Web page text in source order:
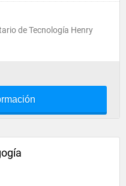
de Tecnología Henry